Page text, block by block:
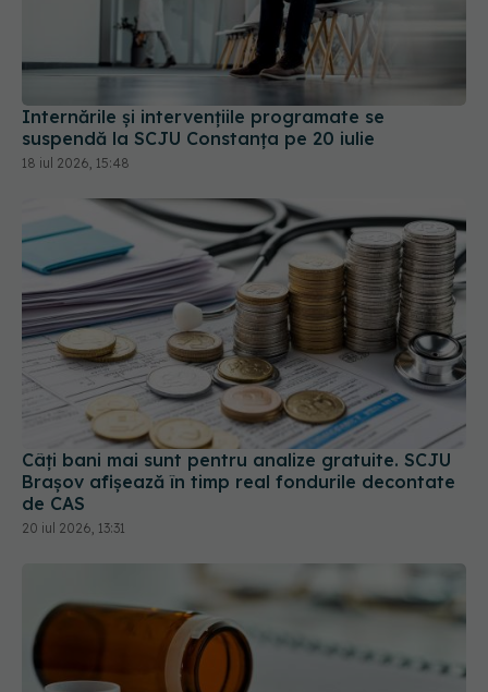
Internările și intervențiile programate se
suspendă la SCJU Constanța pe 20 iulie
18 iul 2026, 15:48
Câți bani mai sunt pentru analize gratuite. SCJU
Brașov afișează în timp real fondurile decontate
de CAS
20 iul 2026, 13:31